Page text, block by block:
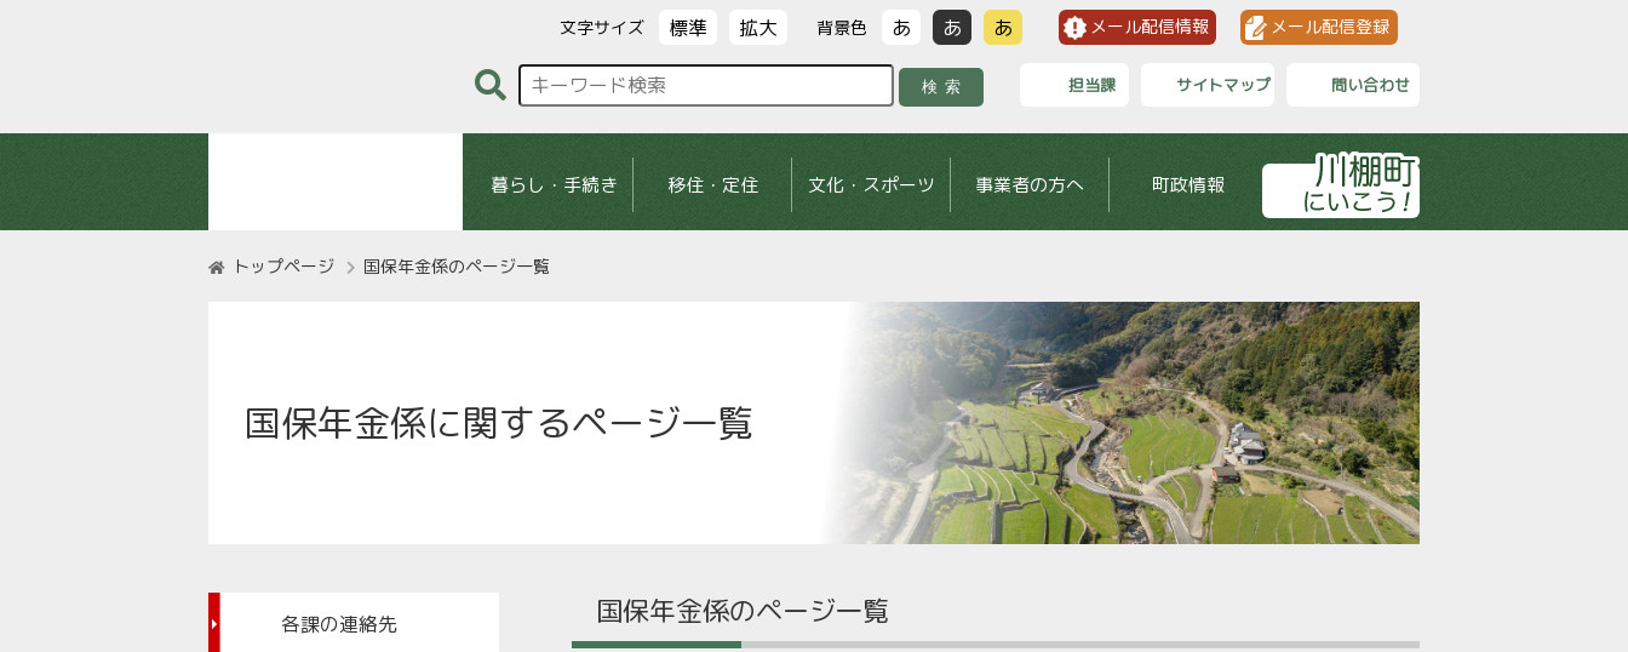
文字サイズ 標準 拡大 背景色 あ あ あ メール配信情報 メール配信登録
検索 担当課 サイトマップ 問い合わせ
暮らし・手続き 移住・定住 文化・スポーツ 事業者の方へ 町政情報
トップページ 国保年金係のページ一覧
国保年金係に関するページ一覧
国保年金係のページ一覧
各課の連絡先